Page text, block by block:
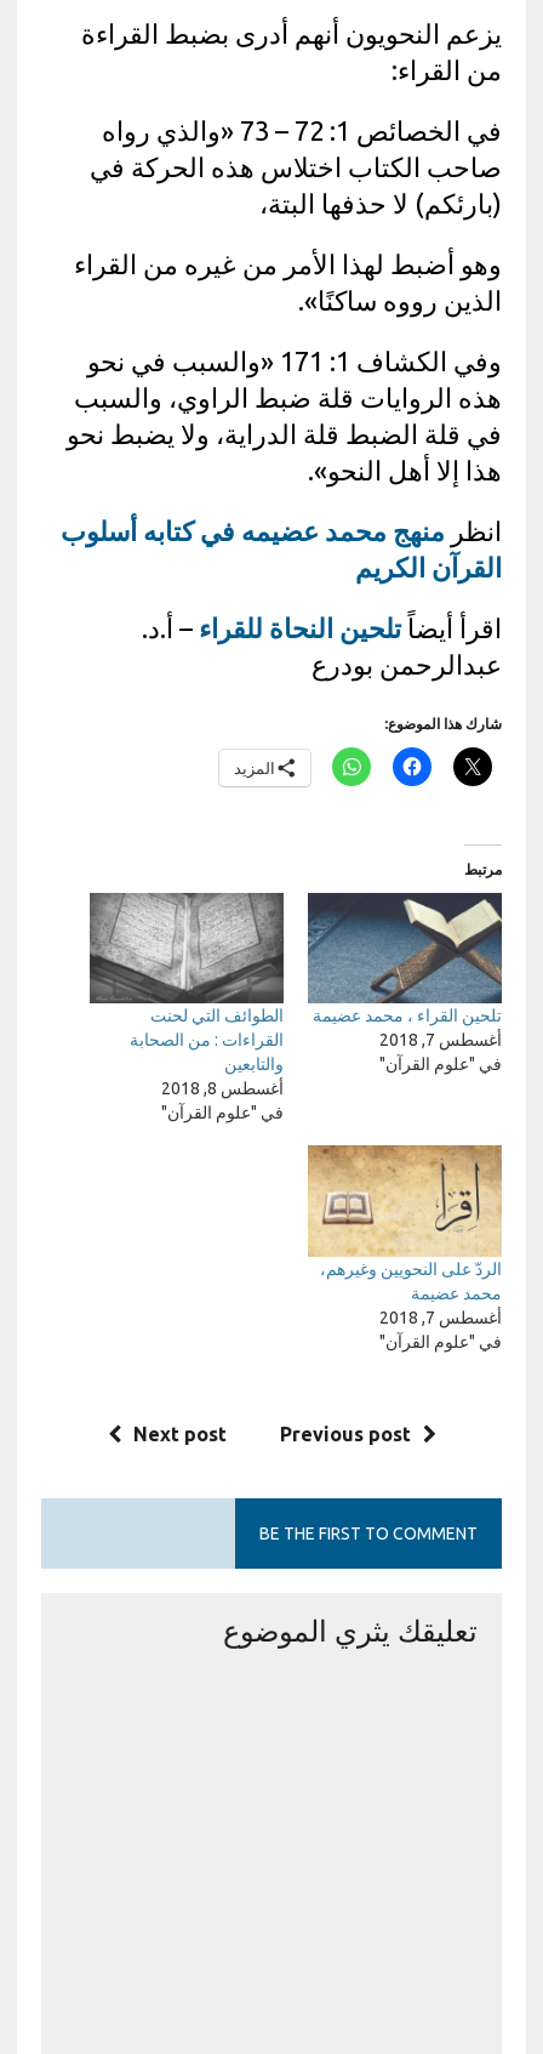
يزعم النحويون أنهم أدرى بضبط القراءة
من القراء:
في الخصائص 1: 72 – 73 «والذي رواه
صاحب الكتاب اختلاس هذه الحركة في
(بارئكم) لا حذفها البتة،
وهو أضبط لهذا الأمر من غيره من القراء
الذين رووه ساكنًا».
وفي الكشاف 1: 171 «والسبب في نحو
هذه الروايات قلة ضبط الراوي، والسبب
في قلة الضبط قلة الدراية، ولا يضبط نحو
هذا إلا أهل النحو».
انظر منهج محمد عضيمه في كتابه أسلوب
القرآن الكريم
اقرأ أيضاًتلحين النحاة للقراء – أ.د.
عبدالرحمن بودرع
شارك هذا الموضوع:
المزيد
مرتبط
تلحين القراء ، محمد عضيمة
أغسطس 7, 2018
في "علوم القرآن"
الطوائف التي لحنت
القراءات : من الصحابة
والتابعين
أغسطس 8, 2018
في "علوم القرآن"
الردّ على النحويين وغيرهم،
محمد عضيمة
أغسطس 7, 2018
في "علوم القرآن"
Previous post
Next post
BE THE FIRST TO COMMENT
تعليقك يثري الموضوع